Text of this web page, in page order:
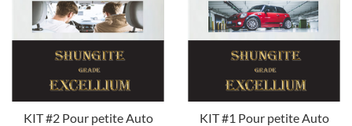
KIT #2 Pour petite Auto
KIT #1 Pour petite Auto